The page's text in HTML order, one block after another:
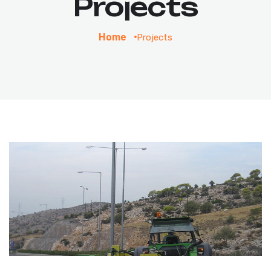
Projects
Home Projects